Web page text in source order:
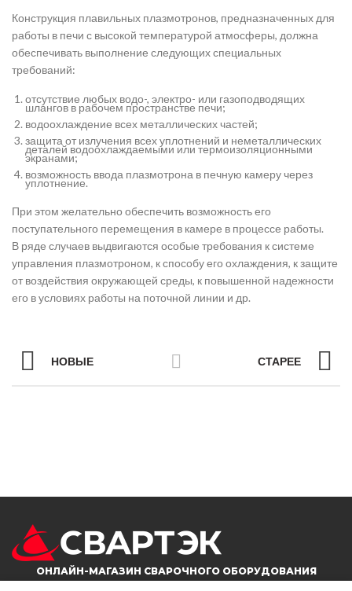
Конструкция плавильных плазмотронов, предназначенных для
работы в печи с высокой температурой атмосферы, должна
обеспечивать выполнение следующих специальных
требований:
отсутствие любых водо-, электро- или газоподводящих
шлангов в рабочем пространстве печи;
водоохлаждение всех металлических частей;
защита от излучения всех уплотнений и неметаллических
деталей водоохлаждаемыми или термоизоляционными
экранами;
возможность ввода плазмотрона в печную камеру через
уплотнение.
При этом желательно обеспечить возможность его
поступательного перемещения в камере в процессе работы.
В ряде случаев выдвигаются особые требования к системе
управления плазмотроном, к способу его охлаждения, к защите
от воздействия окружающей среды, к повышенной надежности
его в условиях работы на поточной линии и др.
НОВЫЕ СТАРЕЕ
ОНЛАЙН-МАГАЗИН СВАРОЧНОГО ОБОРУДОВАНИЯ